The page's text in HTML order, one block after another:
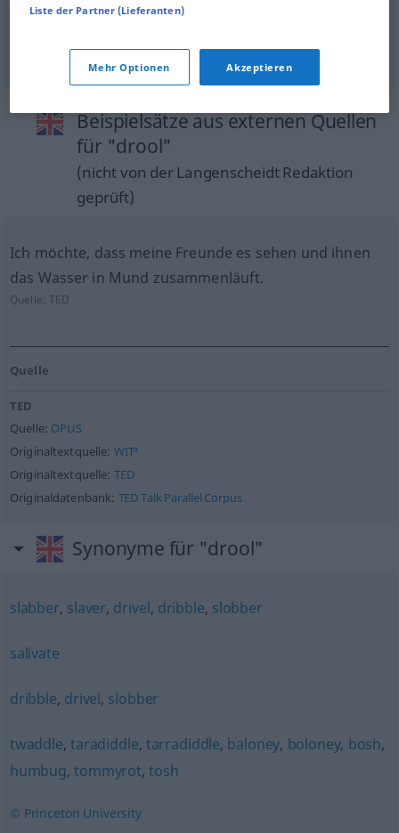
Beispielsätze aus externen Quellen
für "drool"
(nicht von der Langenscheidt Redaktion
geprüft)
Ich möchte, dass meine Freunde es sehen und ihnen
das Wasser in Mund zusammenläuft.
Quelle:TED
Quelle
TED
Quelle: OPUS
Originaltextquelle: WIT³
Originaltextquelle: TED
Originaldatenbank: TED Talk Parallel Corpus
Synonyme für "drool"
slabber, slaver, drivel, dribble, slobber
salivate
dribble, drivel, slobber
twaddle,taradiddle, tarradiddle, baloney, boloney, bosh,
humbug,tommyrot,tosh
© Princeton University
Liste der Partner (Lieferanten)
Mehr Optionen Akzeptieren